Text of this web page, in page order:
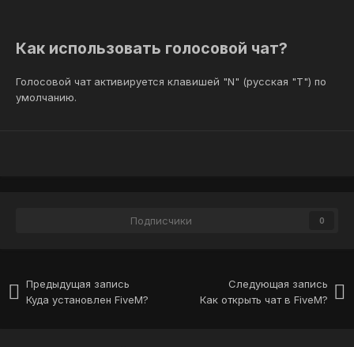
Как использовать голосовой чат?
Голосовой чат активируется клавишей "N" (русская "Т") по
умолчанию.
Подписчики 0
Предыдущая запись
Куда установлен FiveM?
Следующая запись
Как открыть чат в FiveM?